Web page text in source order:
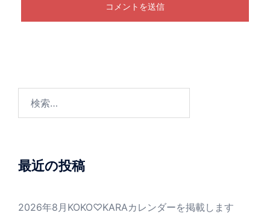
最近の投稿
2026年8月KOKO♡KARAカレンダーを掲載します